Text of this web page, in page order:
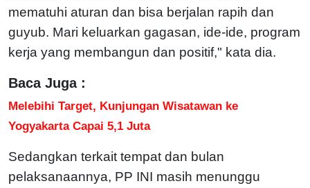
mematuhi aturan dan bisa berjalan rapih dan
guyub. Mari keluarkan gagasan, ide-ide, program
kerja yang membangun dan positif," kata dia.
Baca Juga :
Melebihi Target, Kunjungan Wisatawan ke
Yogyakarta Capai 5,1 Juta
Sedangkan terkait tempat dan bulan
pelaksanaannya, PP INI masih menunggu